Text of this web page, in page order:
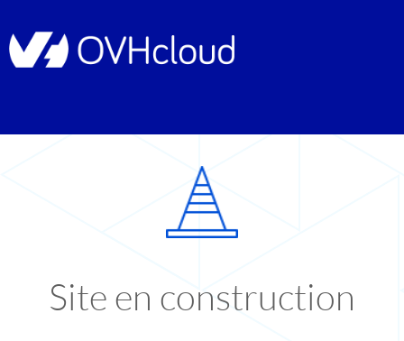
Site en construction